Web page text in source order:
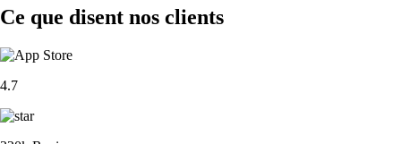
Ce que disent nos clients
4.7